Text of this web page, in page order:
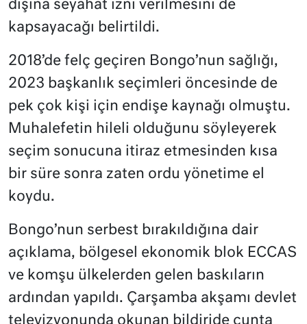
dışına seyahat izni verilmesini de
kapsayacağı belirtildi.
2018’de felç geçiren Bongo’nun sağlığı,
2023 başkanlık seçimleri öncesinde de
pek çok kişi için endişe kaynağı olmuştu.
Muhalefetin hileli olduğunu söyleyerek
seçim sonucuna itiraz etmesinden kısa
bir süre sonra zaten ordu yönetime el
koydu.
Bongo’nun serbest bırakıldığına dair
açıklama, bölgesel ekonomik blok ECCAS
ve komşu ülkelerden gelen baskıların
ardından yapıldı. Çarşamba akşamı devlet